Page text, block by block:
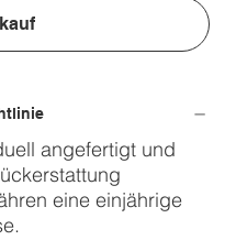
angefertigt und
eine einjährige